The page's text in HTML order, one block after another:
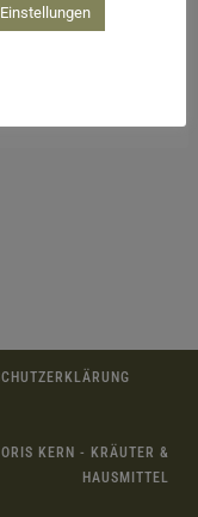
KERN - KRÄUTER &
HAUSMITTEL
Einstellungen